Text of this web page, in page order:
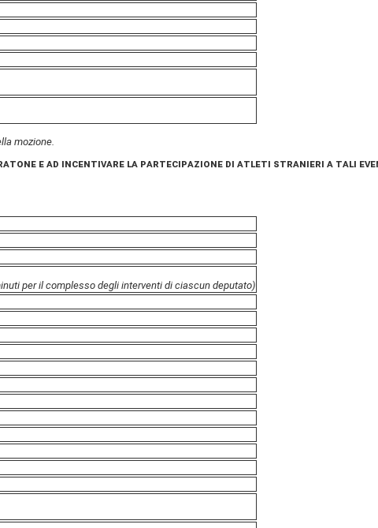
mozione.
e ad incentivare la partecipazione di atleti stranieri a tali
per il complesso degli interventi di ciascun deputato)